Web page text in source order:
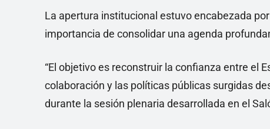
La apertura institucional estuvo encabezada
importancia de consolidar una agenda
“El objetivo es reconstruir la confianza entre el
colaboración y las políticas públicas surgidas
durante la sesión plenaria desarrollada en el